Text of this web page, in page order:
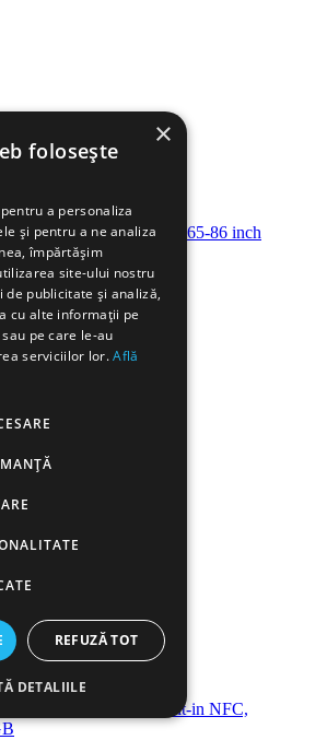
HORION M5APro 65-86 inch
interactiv HORION, Buit-in NFC,
×
folosește
a personaliza
și pentru a ne analiza
împărtășim
site-ului nostru
publicitate și analiză,
cu alte informații pe
pe care le-au
serviciilor lor.Află
REFUZĂ TOT
DETALIILE